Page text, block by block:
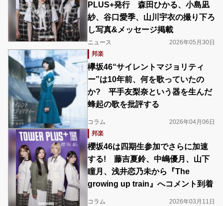
PLUS+発行 森田ひかる、小島凪
紗、谷口愛季、山川宇衣の撮り下ろ
し写真&メッセージ掲載
ニュース
2026年05月30日
邦楽
欅坂46“サイレントマジョリティ
ー”は10年前、何を歌っていたの
か? 平手友梨奈という器を生んだ
蜂起の歌を批評する
コラム
2026年04月06日
邦楽
櫻坂46は四期生参加でさらに加速
する! 藤吉夏鈴、中嶋優月、山下
瞳月、浅井恋乃未から『The
growing up train』へコメント到着
コラム
2026年03月11日